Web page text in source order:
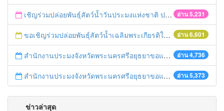
อ่าน 5,231
เชิญร่วมปล่อยพันธุ์สัตว์น้ำวันประมงแห่งชาติ ประจำปี 2558 ระดับจังหวัด
อ่าน 6,601
ขอเชิญร่วมปล่อยพันธ์ุสัตว์น้ำเฉลิมพระเกียรติในวันเฉลิมพระชนมพรรษา สมเด็จพระนางเจ้าสิริกิติ์ พระบรมราชินีนาถ ปี 2558
อ่าน 4,736
สำนักงานประมงจังหวัดพระนครศรีอยุธยาขอแจ้งราคากลางโครงการส่งเสริมการเลี้ยงสัตว์น้ำช่วยเหลือเกษตรกรที่ได้รับผลกระทบจากภัยแล้งปี 2558
อ่าน 5,373
สำนักงานประมงจังหวัดพระนครศรีอยุธยาขอแจ้งราคากลางโครงการส่งเสริมเกษตรด้านการประมงปี 2558
ข่าวล่าสุด